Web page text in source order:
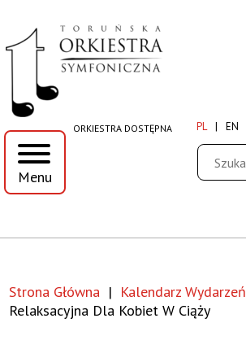
Muzyka
relaksacyjna
dla
kobiet
w
ciąży
Toruńska
Przejdź
do
Przejdź
do
Przejdź
do
wyszukiwania
Przejdź
do
stopki
ORKIESTRA DOSTĘPNA PL EN
Szukaj
Menu
Ścieżka
Strona Główna Kalendarz Wydarzeń
Relaksacyjna Dla Kobiet W Ciąży